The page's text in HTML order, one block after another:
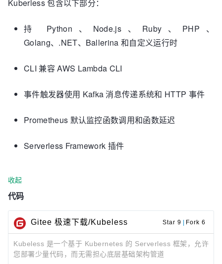
Kuberless 包含以下部分：
持 Python、Node.js、Ruby、PHP、
Golang、.NET、Ballerina 和自定义运行时
CLI 兼容 AWS Lambda CLI
事件触发器使用 Kafka 消息传递系统和 HTTP 事件
Prometheus 默认监控函数调用和函数延迟
Serverless Framework 插件
收起
代码
Gitee 极速下载/Kubeless Star 9 Fork 6
Kubeless 是一个基于 Kubernetes 的 Serverless 框架，允许
您部署少量代码，而无需担心底层基础架构管道